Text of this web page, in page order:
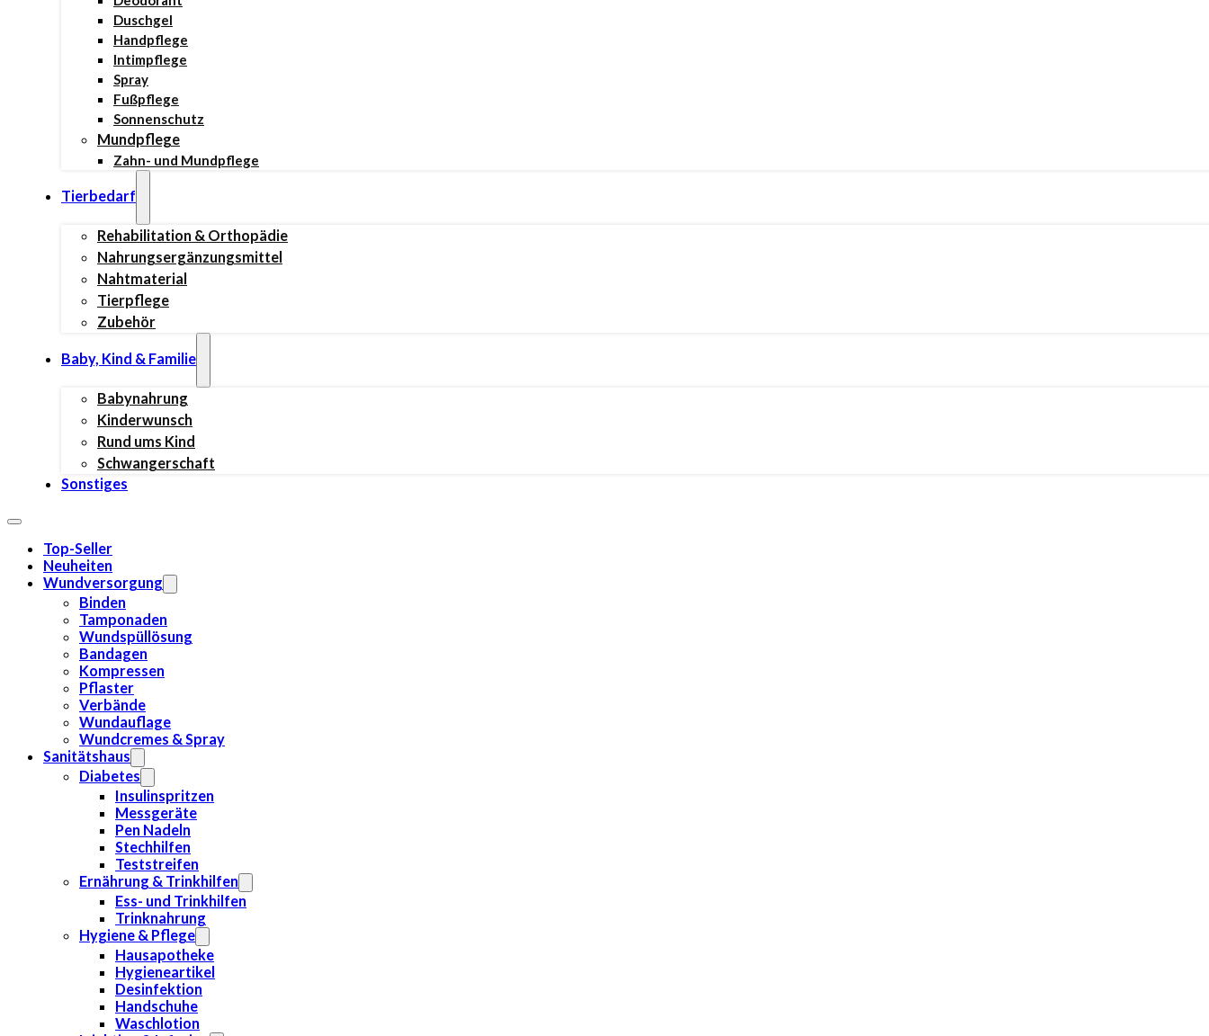
Duschgel
Handpflege
Intimpflege
Spray
Fußpflege
Sonnenschutz
Mundpflege
Zahn- und Mundpflege
Tierbedarf
Rehabilitation & Orthopädie
Nahrungsergänzungsmittel
Nahtmaterial
Tierpflege
Zubehör
Baby, Kind & Familie
Babynahrung
Kinderwunsch
Rund ums Kind
Schwangerschaft
Sonstiges
Top-Seller
Neuheiten
Wundversorgung
Binden
Tamponaden
Wundspüllösung
Bandagen
Kompressen
Pflaster
Verbände
Wundauflage
Wundcremes & Spray
Sanitätshaus
Diabetes
Insulinspritzen
Messgeräte
Pen Nadeln
Stechhilfen
Teststreifen
Ernährung & Trinkhilfen
Ess- und Trinkhilfen
Trinknahrung
Hygiene & Pflege
Hausapotheke
Hygieneartikel
Desinfektion
Handschuhe
Waschlotion